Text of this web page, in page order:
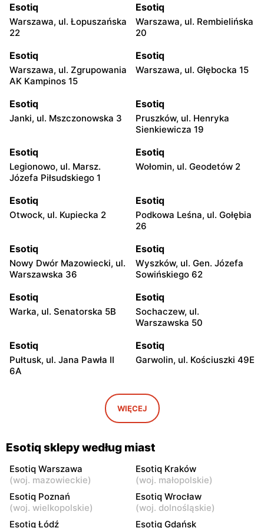
Esotiq
Warszawa, ul. Łopuszańska
22
Esotiq
Warszawa, ul. Rembielińska
20
Esotiq
Warszawa, ul. Zgrupowania
AK Kampinos 15
Esotiq
Warszawa, ul. Głębocka 15
Esotiq
Janki, ul. Mszczonowska 3
Esotiq
Pruszków, ul. Henryka
Sienkiewicza 19
Esotiq
Legionowo, ul. Marsz.
Józefa Piłsudskiego 1
Esotiq
Wołomin, ul. Geodetów 2
Esotiq
Otwock, ul. Kupiecka 2
Esotiq
Podkowa Leśna, ul. Gołębia
26
Esotiq
Nowy Dwór Mazowiecki, ul.
Warszawska 36
Esotiq
Wyszków, ul. Gen. Józefa
Sowińskiego 62
Esotiq
Warka, ul. Senatorska 5B
Esotiq
Sochaczew, ul.
Warszawska 50
Esotiq
Pułtusk, ul. Jana Pawła II
6A
Esotiq
Garwolin, ul. Kościuszki 49E
Esotiq
Rawa Mazowiecka, ul.
Tadeusza Kościuszki 10
Esotiq
Łowicz, ul. pl. Nowy Rynek
3
Esotiq
5
Esotiq
Siedlce, ul. Józefa
Piłsudskiego 74
Esotiq
Sokołów Podlaski, ul. Długa
22
WIĘCEJ
Esotiq sklepy według miast
Esotiq Warszawa
(woj. mazowieckie)
Esotiq Kraków
(woj. małopolskie)
Esotiq Poznań
(woj. wielkopolskie)
Esotiq Wrocław
(woj. dolnośląskie)
Esotiq Łódź
Esotiq Gdańsk